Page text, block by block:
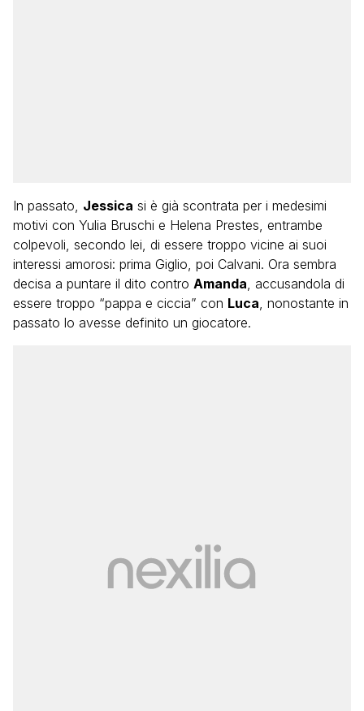
In passato, Jessica si è già scontrata per i medesimi
motivi con Yulia Bruschi e Helena Prestes, entrambe
colpevoli, secondo lei, di essere troppo vicine ai suoi
interessi amorosi: prima Giglio, poi Calvani. Ora sembra
decisa a puntare il dito contro Amanda, accusandola di
essere troppo “pappa e ciccia” con Luca, nonostante in
passato lo avesse definito un giocatore.